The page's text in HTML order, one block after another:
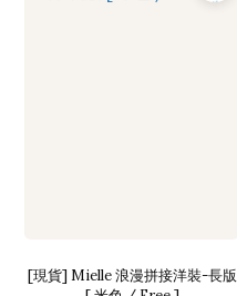
[現貨] Mielle 浪漫拼接洋裝-長版